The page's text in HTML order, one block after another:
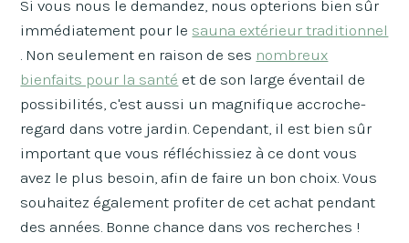
Si vous nous le demandez, nous opterions bien sûr
immédiatement pour le sauna extérieur traditionnel
. Non seulement en raison de ses nombreux
bienfaits pour la santé et de son large éventail de
possibilités, c'est aussi un magnifique accroche-
regard dans votre jardin. Cependant, il est bien sûr
important que vous réfléchissiez à ce dont vous
avez le plus besoin, afin de faire un bon choix. Vous
souhaitez également profiter de cet achat pendant
des années. Bonne chance dans vos recherches !